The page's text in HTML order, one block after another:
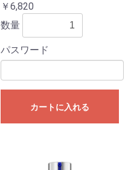
￥6,820
数量
パスワード
カートに入れる